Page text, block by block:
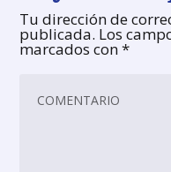
Tu dirección de
publicada. Los
marcados con*